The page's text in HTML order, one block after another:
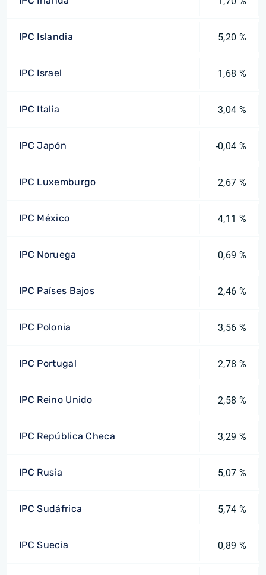
IPC Islandia 5,20 %
IPC Israel 1,68 %
IPC Italia 3,04 %
IPC Japón -0,04 %
IPC Luxemburgo 2,67 %
IPC México 4,11 %
IPC Noruega 0,69 %
IPC Países Bajos 2,46 %
IPC Polonia 3,56 %
IPC Portugal 2,78 %
IPC Reino Unido 2,58 %
IPC República Checa 3,29 %
IPC Rusia 5,07 %
IPC Sudáfrica 5,74 %
IPC Suecia 0,89 %